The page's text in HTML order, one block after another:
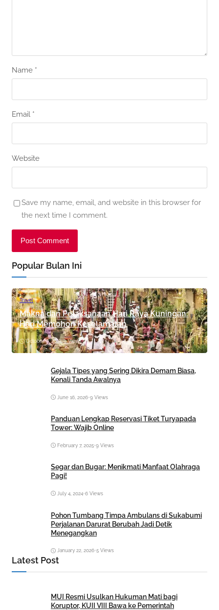
Name *
Email *
Website
Save my name, email, and website in this browser for
the next time I comment.
Popular Bulan Ini
Travel
Makna dan Pelaksanaan Hari Raya Kuningan:
Hari Memohon Keselamatan
October 8, 2024•9 Views
Gejala Tipes yang Sering Dikira Demam Biasa,
Kenali Tanda Awalnya
June 16, 2026•9 Views
Panduan Lengkap Reservasi Tiket Turyapada
Tower: Wajib Online
February 7, 2025•9 Views
Segar dan Bugar: Menikmati Manfaat Olahraga
Pagi!
July 4, 2024•6 Views
Pohon Tumbang Timpa Ambulans di Sukabumi
Perjalanan Darurat Berubah Jadi Detik
Menegangkan
January 22, 2026•5 Views
Latest Post
MUI Resmi Usulkan Hukuman Mati bagi
Koruptor, KUII VIII Bawa ke Pemerintah